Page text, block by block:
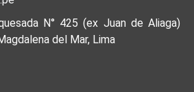
N° 425 (ex Juan de Aliaga)
del Mar, Lima